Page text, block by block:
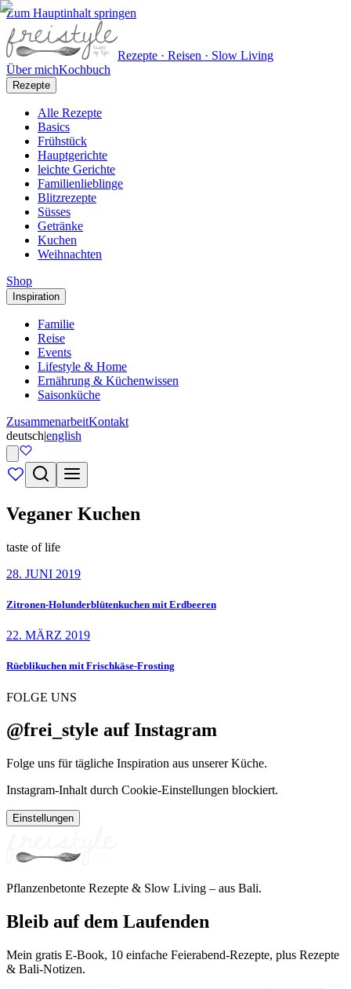
Zum Hauptinhalt springen
Rezepte · Reisen · Slow Living
Über michKochbuch
Rezepte
Alle Rezepte
Basics
Frühstück
Hauptgerichte
leichte Gerichte
Familienlieblinge
Blitzrezepte
Süsses
Getränke
Kuchen
Weihnachten
Shop
Inspiration
Familie
Reise
Events
Lifestyle & Home
Ernährung & Küchenwissen
Saisonküche
ZusammenarbeitKontakt
deutsch|english
Veganer Kuchen
taste of life
28. JUNI 2019
Zitronen-Holunderblütenkuchen mit Erdbeeren
22. MÄRZ 2019
Rüeblikuchen mit Frischkäse-Frosting
FOLGE UNS
@frei_style auf Instagram
Folge uns für tägliche Inspiration aus unserer Küche.
Instagram-Inhalt durch Cookie-Einstellungen blockiert.
Einstellungen
Pflanzenbetonte Rezepte & Slow Living – aus Bali.
Bleib auf dem Laufenden
Mein gratis E-Book, 10 einfache Feierabend-Rezepte, plus Rezepte
& Bali-Notizen.